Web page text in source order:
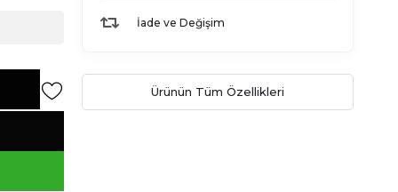
İade ve Değişim
Ürünün Tüm Özellikleri